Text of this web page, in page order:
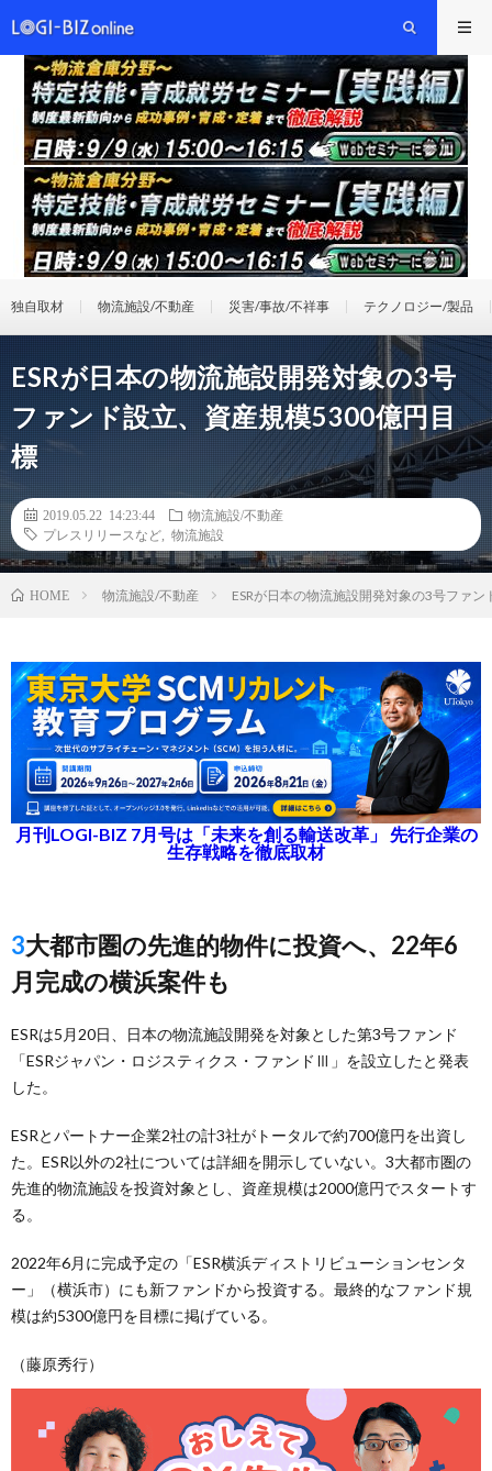
独自取材 物流施設/不動産 災害/事故/不祥事 テクノロジー/製品
ESRが日本の物流施設開発対象の3号
ファンド設立、資産規模5300億円目
標
2019.05.22 14:23:44
物流施設/不動産
プレスリリースなど
物流施設
HOME 物流施設/不動産 ESRが日本の物流施設開発対象の3号ファ
月刊LOGI-BIZ 7月号は「未来を創る輸送改革」 先行企業の
生存戦略を徹底取材
3大都市圏の先進的物件に投資へ、22年6
月完成の横浜案件も
ESRは5月20日、日本の物流施設開発を対象とした第3号ファンド
「ESRジャパン・ロジスティクス・ファンドⅢ」を設立したと発表
した。
ESRとパートナー企業2社の計3社がトータルで約700億円を出資し
た。ESR以外の2社については詳細を開示していない。3大都市圏の
先進的物流施設を投資対象とし、資産規模は2000億円でスタートす
る。
2022年6月に完成予定の「ESR横浜ディストリビューションセンタ
ー」（横浜市）にも新ファンドから投資する。最終的なファンド規
模は約5300億円を目標に掲げている。
（藤原秀行）